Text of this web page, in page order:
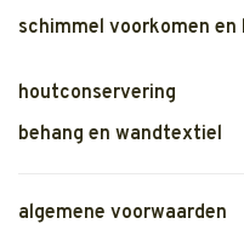
schimmel voorkomen en
houtconservering
behang en wandtextiel
algemene voorwaarden